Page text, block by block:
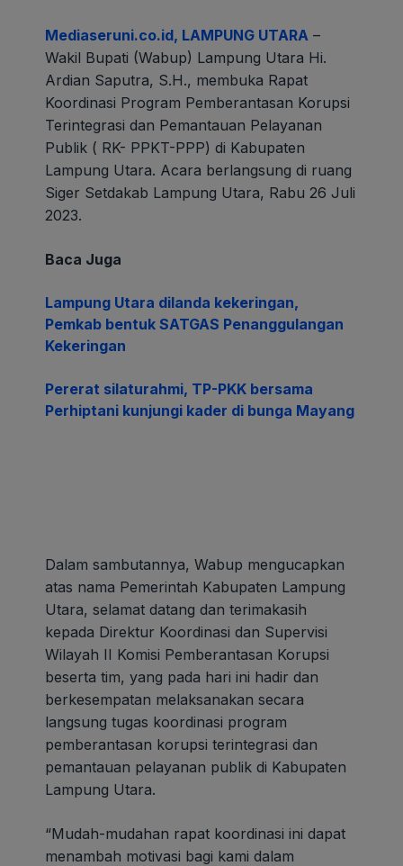
Mediaseruni.co.id, LAMPUNG UTARA –
Wakil Bupati (Wabup) Lampung Utara Hi.
Ardian Saputra, S.H., membuka Rapat
Koordinasi Program Pemberantasan Korupsi
Terintegrasi dan Pemantauan Pelayanan
Publik ( RK- PPKT-PPP) di Kabupaten
Lampung Utara. Acara berlangsung di ruang
Siger Setdakab Lampung Utara, Rabu 26 Juli
2023.
Baca Juga
Lampung Utara dilanda kekeringan,
Pemkab bentuk SATGAS Penanggulangan
Kekeringan
Pererat silaturahmi, TP-PKK bersama
Perhiptani kunjungi kader di bunga Mayang
Dalam sambutannya, Wabup mengucapkan
atas nama Pemerintah Kabupaten Lampung
Utara, selamat datang dan terimakasih
kepada Direktur Koordinasi dan Supervisi
Wilayah II Komisi Pemberantasan Korupsi
beserta tim, yang pada hari ini hadir dan
berkesempatan melaksanakan secara
langsung tugas koordinasi program
pemberantasan korupsi terintegrasi dan
pemantauan pelayanan publik di Kabupaten
Lampung Utara.
“Mudah-mudahan rapat koordinasi ini dapat
menambah motivasi bagi kami dalam